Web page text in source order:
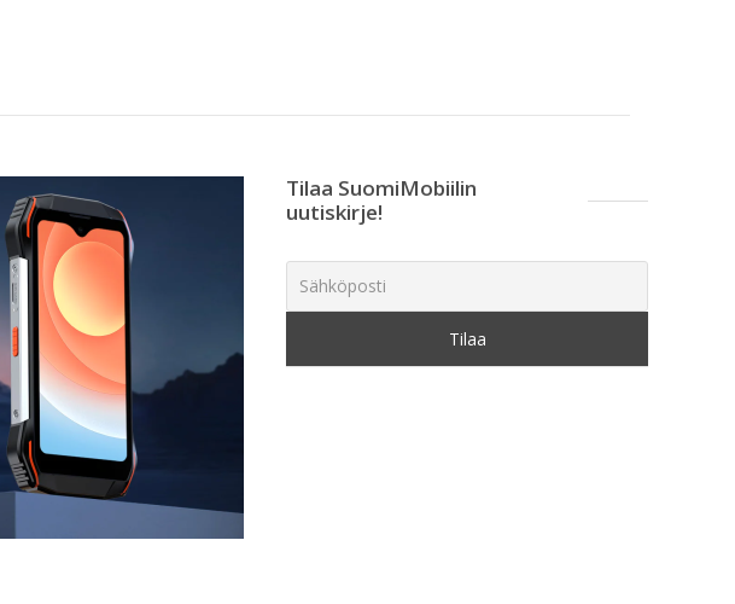
Tilaa SuomiMobiilin
uutiskirje!